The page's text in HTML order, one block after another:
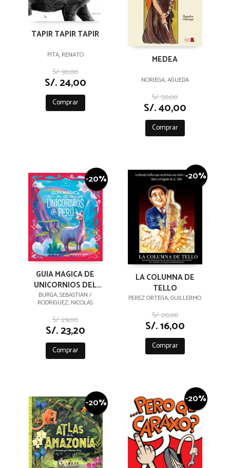
TAPIR TAPIR TAPIR
PITA, RENATO
S/. 30,00
S/. 24,00
Comprar
MEDEA
NORIEGA, AGUEDA
S/. 50,00
S/. 40,00
Comprar
-20%
GUIA MAGICA DE
UNICORNIOS DEL
PERU
BURGA, SEBASTIAN /
RODRIGUEZ, NICOLAS
S/. 29,00
S/. 23,20
Comprar
-20%
LA COLUMNA DE
TELLO
PEREZ ORTEGA, GUILLERMO
S/. 20,00
S/. 16,00
Comprar
-20% -20%